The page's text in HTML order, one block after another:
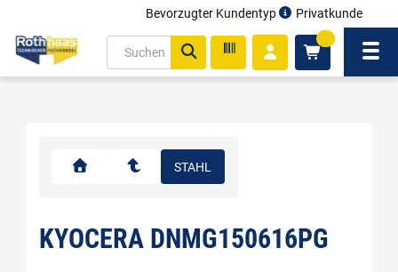
Bevorzugter Kundentyp Privatkunde
STAHL
KYOCERA DNMG150616PG